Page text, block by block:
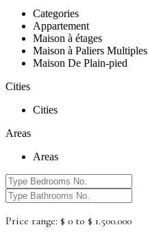
Categories
Appartement
Maison à étages
Maison à Paliers Multiples
Maison De Plain-pied
Cities
Cities
Areas
Areas
Price range: $ 0 to $ 1.500.000